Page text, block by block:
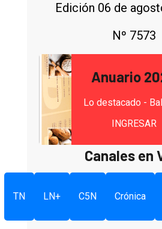
Edición 06 de
Nº 7573
Anuario
Lo destacado -
INGRESAR
Canales en
TN LN+ C5N Crónica